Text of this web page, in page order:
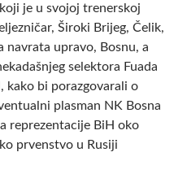
je u svojoj trenerskoj
Široki Brijeg, Čelik,
navrata upravo, Bosnu, a
selektora Fuada
kako bi porazgovarali o
plasman NK Bosna
reprezentacije BiH oko
prvenstvo u Rusiji